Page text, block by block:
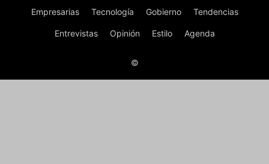
Empresarias Tecnología Gobierno Tendencias
Entrevistas Opinión Estilo Agenda
©